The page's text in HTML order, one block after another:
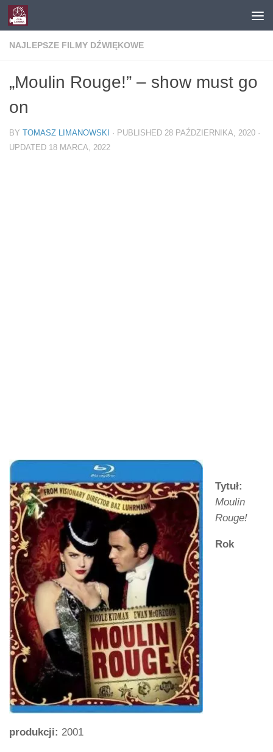
Skip to content
NAJLEPSZE FILMY DŹWIĘKOWE
„Moulin Rouge!” – show must go
on
BY TOMASZ LIMANOWSKI · PUBLISHED 28 PAŹDZIERNIKA, 2020 ·
UPDATED 18 MARCA, 2022
Tytuł:
Moulin
Rouge!
Rok
produkcji: 2001